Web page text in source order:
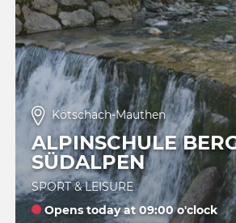
Kötschach-Mauthen
ALPINSCHULE
SÜDALPEN
SPORT & LEISURE
Opens today at 09:00 o'clock